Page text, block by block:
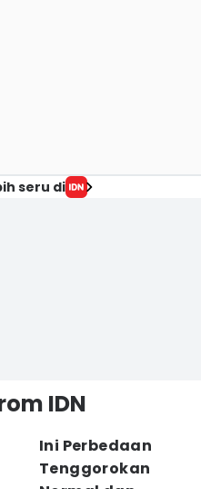
seru di
IDN
Ini Perbedaan
Tenggorokan